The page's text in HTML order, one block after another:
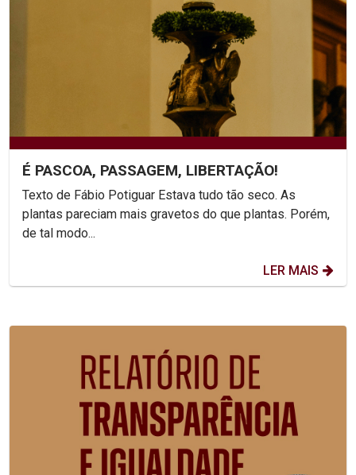
É PASCOA, PASSAGEM, LIBERTAÇÃO!
Texto de Fábio Potiguar Estava tudo tão seco. As
plantas pareciam mais gravetos do que plantas. Porém,
de tal modo...
LER MAIS